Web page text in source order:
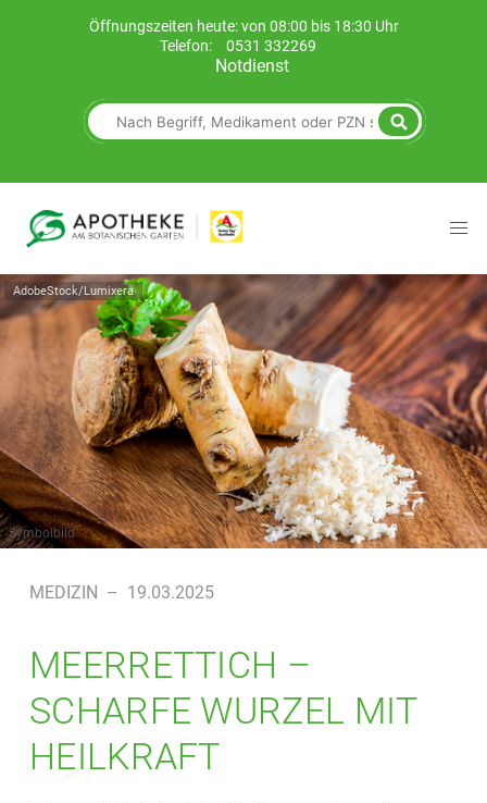
Öffnungszeiten heute: von 08:00 bis 18:30 Uhr
Telefon:
0531 332269
Notdienst
AdobeStock/Lumixera
Symbolbild
MEDIZIN – 19.03.2025
MEERRETTICH –
SCHARFE WURZEL MIT
HEILKRAFT